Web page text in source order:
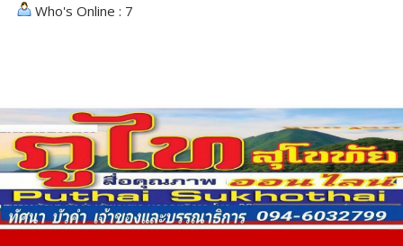
Who's Online : 7